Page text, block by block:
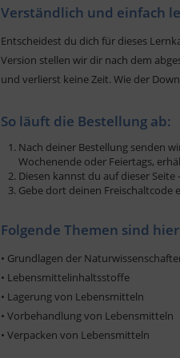
Verständlich und einfach
Entscheidest du dich für dieses
Version stellen wir dir nach dem
und verlierst keine Zeit. Wie der
So läuft die Bestellung ab:
Nach deiner Bestellung senden
Wochenende oder Feiertags,
Diesen kannst du auf dieser Seite
Gebe dort deinen
Folgende Themen sind
• Grundlagen der
• Lebensmittelinhaltsstoffe
• Lagerung von Lebensmitteln
• Vorbehandlung von Lebensmitteln
• Verpacken von Lebensmitteln